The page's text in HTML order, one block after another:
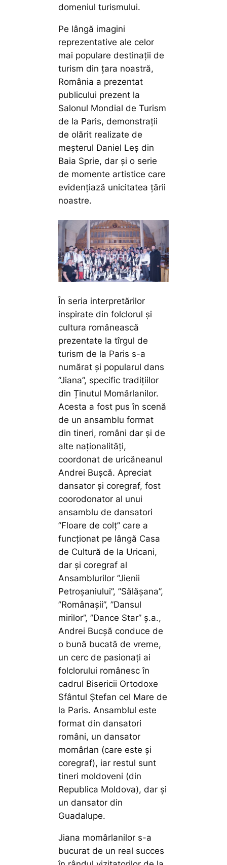
domeniul turismului.
Pe lângă imagini
reprezentative ale celor
mai populare destinații de
turism din țara noastră,
România a prezentat
publicului prezent la
Salonul Mondial de Turism
de la Paris, demonstrații
de olărit realizate de
meșterul Daniel Leș din
Baia Sprie, dar și o serie
de momente artistice care
evidențiază unicitatea țării
noastre.
În seria interpretărilor
inspirate din folclorul și
cultura românească
prezentate la tîrgul de
turism de la Paris s-a
numărat și popularul dans
”Jiana”, specific tradițiilor
din Ținutul Momârlanilor.
Acesta a fost pus în scenă
de un ansamblu format
din tineri, români dar și de
alte naționalități,
coordonat de uricăneanul
Andrei Bușcă. Apreciat
dansator și coregraf, fost
coorodonator al unui
ansamblu de dansatori
”Floare de colț” care a
funcționat pe lângă Casa
de Cultură de la Uricani,
dar și coregraf al
Ansamblurilor ”Jienii
Petroșaniului”, ”Sălășana”,
”Românașii”, ”Dansul
mirilor”, ”Dance Star” ș.a.,
Andrei Bucșă conduce de
o bună bucată de vreme,
un cerc de pasionați ai
folclorului românesc în
cadrul Bisericii Ortodoxe
Sfântul Ștefan cel Mare de
la Paris. Ansamblul este
format din dansatori
români, un dansator
momârlan (care este și
coregraf), iar restul sunt
tineri moldoveni (din
Republica Moldova), dar și
un dansator din
Guadalupe.
Jiana momârlanilor s-a
bucurat de un real succes